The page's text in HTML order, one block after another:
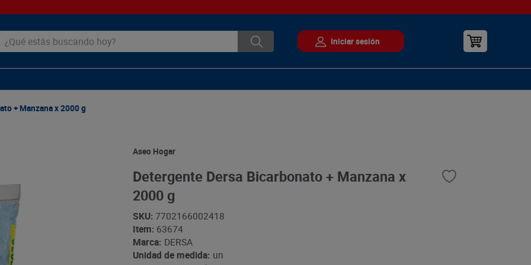
estás buscando hoy?
+ Manzana x 2000 g
Aseo Hogar
Detergente Dersa Bicarbonato + Manzana x
2000 g
SKU: 7702166002418
Item: 63674
Marca: DERSA
Unidad de medida: un